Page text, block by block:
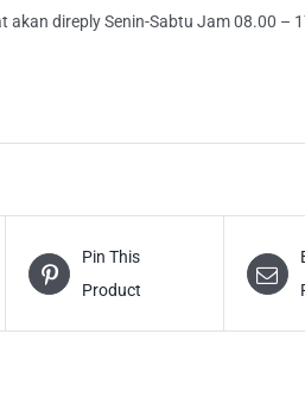
akan direply Senin-Sabtu Jam 08.00 –
Pin This
Product